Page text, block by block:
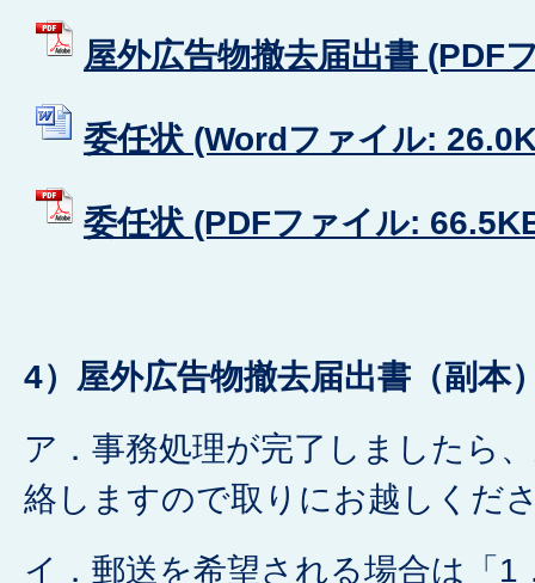
屋外広告物撤去届出書 (PDF
委任状 (Wordファイル:
委任状 (PDFファイル:
4）屋外広告物撤去届出書（副本
ア．事務処理が完了しましたら
絡しますので取りにお越しくだ
イ．郵送を希望される場合は「1